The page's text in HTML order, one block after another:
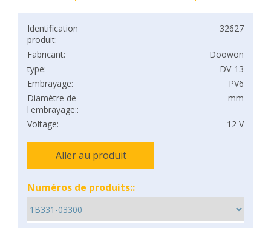
Identification
produit:
32627
Fabricant:
Doowon
type:
DV-13
Embrayage:
PV6
Diamètre de
l'embrayage::
- mm
Voltage: 12 V
Aller au produit
Numéros de produits::